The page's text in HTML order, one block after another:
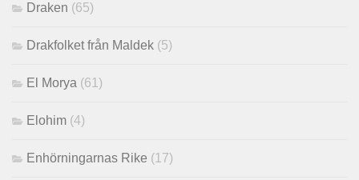
Draken (65)
Drakfolket från Maldek (5)
El Morya (61)
Elohim (4)
Enhörningarnas Rike (17)